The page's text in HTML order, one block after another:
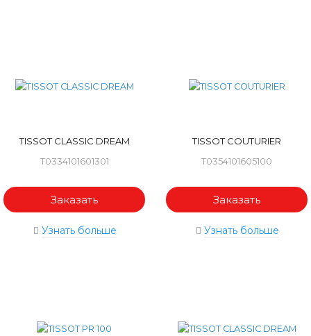
TISSOT CLASSIC DREAM
T0334101601301
Заказать
Узнать больше
TISSOT COUTURIER
T0354101605100
Заказать
Узнать больше